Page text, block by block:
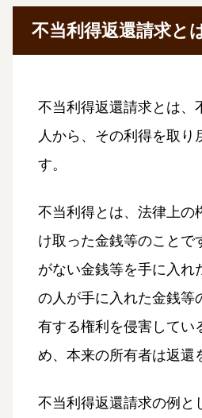
不当利得返還請求と
不当利得返還請求とは、
人から、その利得を取り
す。
不当利得とは、法律上の
け取った金銭等のことで
がない金銭等を手に入れ
の人が手に入れた金銭等
有する権利を侵害してい
め、本来の所有者は返還
不当利得返還請求の例と